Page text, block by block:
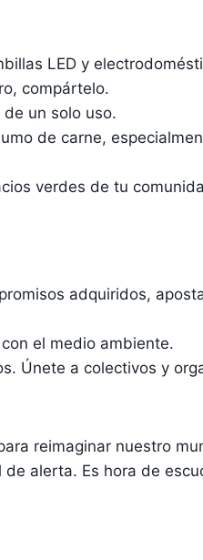
LED y
compártelo.
un solo uso.
de carne,
verdes de tu
adquiridos,
el medio ambiente.
Únete a colectivos y
reimaginar nuestro
alerta. Es hora de